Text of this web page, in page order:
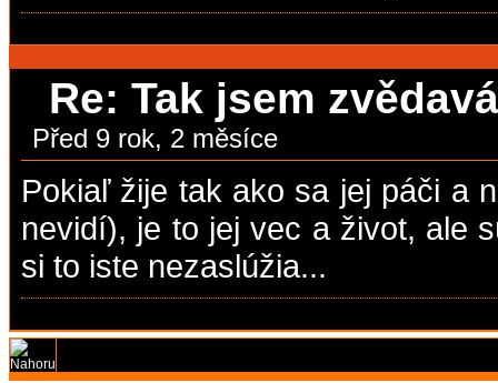
Re: Tak jsem
Před 9 rok, 2 měsíce
Pokiaľ žije tak ako sa jej páči a
nevidí), je to jej vec a život, ale
si to iste nezaslúžia...